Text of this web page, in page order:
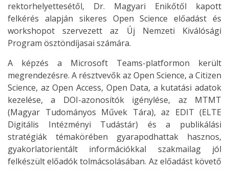
rektorhelyettesétől, Dr. Magyari Enikőtől kapott
felkérés alapján sikeres Open Science előadást és
workshopot szervezett az Új Nemzeti Kiválósági
Program ösztöndíjasai számára.
A képzés a Microsoft Teams-platformon került
megrendezésre. A résztvevők az Open Science, a Citizen
Science, az Open Access, Open Data, a kutatási adatok
kezelése, a DOI-azonosítók igénylése, az MTMT
(Magyar Tudományos Művek Tára), az EDIT (ELTE
Digitális Intézményi Tudástár) és a publikálási
stratégiák témakörében gyarapodhattak hasznos,
gyakorlatorientált információkkal szakmailag jól
felkészült előadók tolmácsolásában. Az előadást követő